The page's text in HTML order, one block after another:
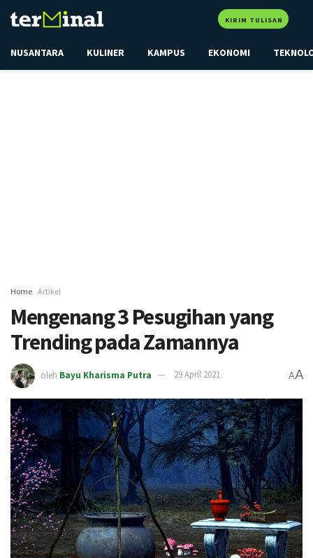
KIRIM TULISAN
NUSANTARA KULINER KAMPUS EKONOMI
Home Artikel
Mengenang 3 Pesugihan yang
Trending pada Zamannya
oleh Bayu Kharisma Putra 29 April 2021 AA